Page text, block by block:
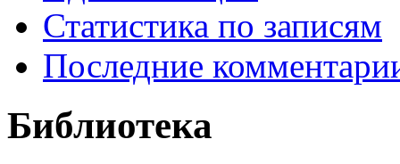
Статистика по записям
Последние
Библиотека